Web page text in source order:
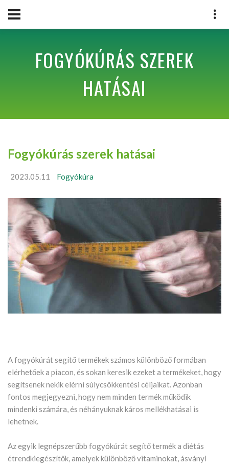
FOGYÓKÚRÁS SZEREK
HATÁSAI
Fogyókúrás szerek hatásai
2023.05.11 Fogyókúra
A fogyókúrát segítő termékek számos különböző formában
elérhetőek a piacon, és sokan keresik ezeket a termékeket, hogy
segítsenek nekik elérni súlycsökkentési céljaikat. Azonban
fontos megjegyezni, hogy nem minden termék működik
mindenki számára, és néhányuknak káros mellékhatásai is
lehetnek.
Az egyik legnépszerűbb fogyókúrát segítő termék a diétás
étrendkiegészítők, amelyek különböző vitaminokat, ásványi